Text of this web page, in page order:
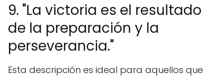
9. "La victoria es el resultado
de la preparación y la
perseverancia."
Esta descripción es ideal para aquellos que